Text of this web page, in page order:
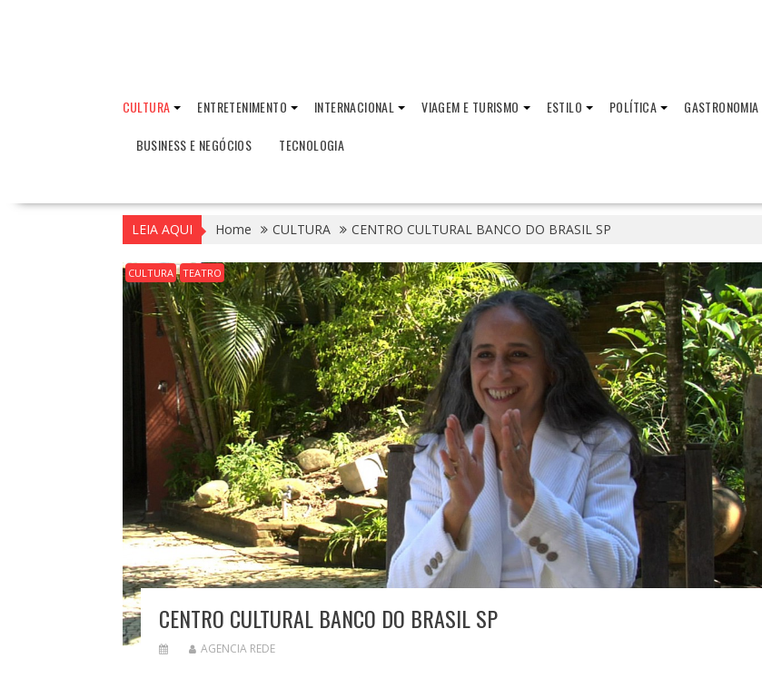
CULTURA ENTRETENIMENTO INTERNACIONAL VIAGEM E TURISMO ESTILO POLÍTICA GASTRONOMIA
BUSINESS E NEGÓCIOS
TECNOLOGIA
LEIA AQUI Home CULTURA CENTRO CULTURAL BANCO DO BRASIL SP
CULTURA TEATRO
CENTRO CULTURAL BANCO DO BRASIL SP
AGENCIA REDE